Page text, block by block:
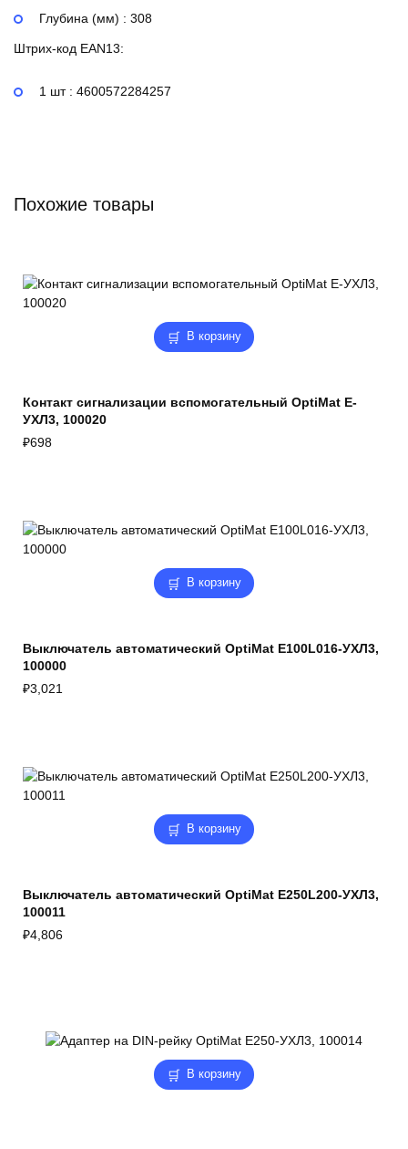
Глубина (мм) : 308
Штрих-код EAN13:
1 шт : 4600572284257
Похожие товары
В корзину
Контакт сигнализации вспомогательный OptiMat E-
УХЛ3, 100020
₽698
В корзину
Выключатель автоматический OptiMat E100L016-УХЛ3,
100000
₽3,021
В корзину
Выключатель автоматический OptiMat E250L200-УХЛ3,
100011
₽4,806
В корзину